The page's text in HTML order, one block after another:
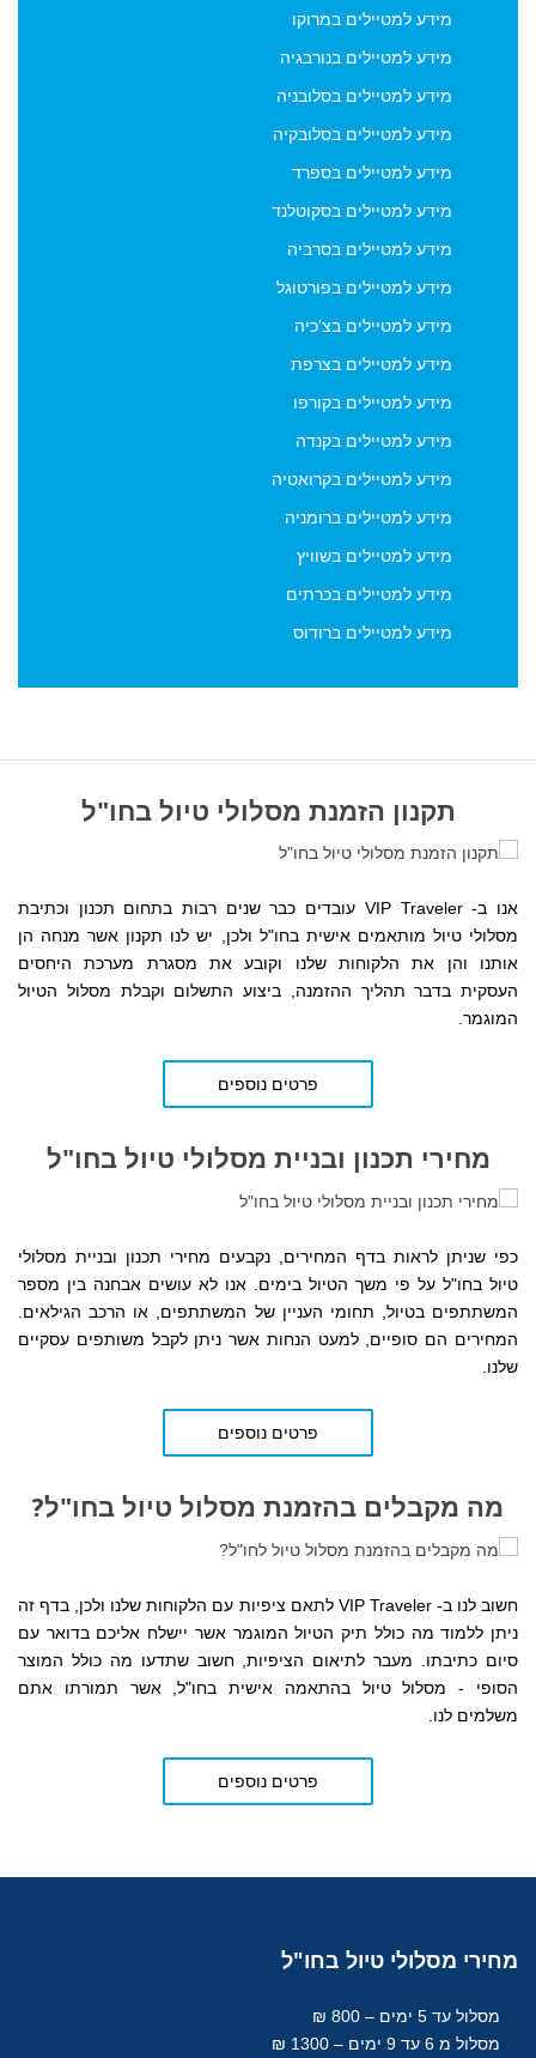
הסרה מהדיוור ניתן לבצע בכל עת באופן אוטומטי באמצעות
על ידי viptraveler.co.il וכן על ידי שימוש עצמאי במודול
הצטרפות והסרה אשר בעמודה השמאלית של עמוד ארכיון דיוור.
מידע למטיילים במרוקו
מידע למטיילים בנורבגיה
מידע למטיילים בסלובניה
מידע למטיילים בסלובקיה
מידע למטיילים בספרד
מידע למטיילים בסקוטלנד
מידע למטיילים בסרביה
מידע למטיילים בפורטוגל
מידע למטיילים בצ'כיה
מידע למטיילים בצרפת
מידע למטיילים בקורפו
מידע למטיילים בקנדה
מידע למטיילים בקרואטיה
מידע למטיילים ברומניה
מידע למטיילים בשוויץ
מידע למטיילים בכרתים
מידע למטיילים ברודוס
תקנון הזמנת מסלולי טיול בחו"ל
אנו ב- VIP Traveler עובדים כבר שנים רבות בתחום תכנון וכתיבת
מסלולי טיול מותאמים אישית בחו"ל ולכן, יש לנו תקנון אשר מנחה הן
אותנו והן את הלקוחות שלנו וקובע את מסגרת מערכת היחסים
העסקית בדבר תהליך ההזמנה, ביצוע התשלום וקבלת מסלול הטיול
המוגמר.
פרטים נוספים
מחירי תכנון ובניית מסלולי טיול בחו"ל
כפי שניתן לראות בדף המחירים, נקבעים מחירי תכנון ובניית מסלולי
טיול בחו"ל על פי משך הטיול בימים. אנו לא עושים אבחנה בין מספר
המשתתפים בטיול, תחומי העניין של המשתתפים, או הרכב הגילאים.
המחירים הם סופיים, למעט הנחות אשר ניתן לקבל משותפים עסקיים
שלנו.
פרטים נוספים
מה מקבלים בהזמנת מסלול טיול בחו"ל?
חשוב לנו ב- VIP Traveler לתאם ציפיות עם הלקוחות שלנו ולכן, בדף זה
ניתן ללמוד מה כולל תיק הטיול המוגמר אשר יישלח אליכם בדואר עם
סיום כתיבתו. מעבר לתיאום הציפיות, חשוב שתדעו מה כולל המוצר
הסופי - מסלול טיול בהתאמה אישית בחו"ל, אשר תמורתו אתם
משלמים לנו.
פרטים נוספים
מחירי מסלולי טיול בחו"ל
מסלול עד 5 ימים – 800 ₪
מסלול מ 6 עד 9 ימים – 1300 ₪